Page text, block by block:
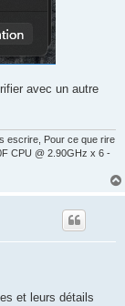
avec un autre
escrire, Pour ce que rire
CPU @ 2.90GHz x 6 -
et leurs détails